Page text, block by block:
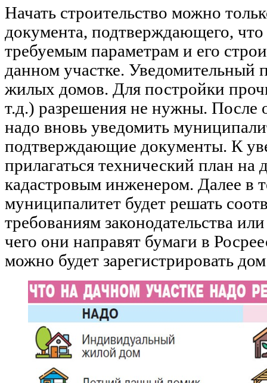
Начать строительство можно
документа, подтверждающего, что
требуемым параметрам и его
данном участке. Уведомительный
жилых домов. Для постройки
т.д.) разрешения не нужны. После
надо вновь уведомить
подтверждающие документы. К
прилагаться технический план на
кадастровым инженером. Далее в
муниципалитет будет решать
требованиям законодательства
чего они направят бумаги в
можно будет зарегистрировать